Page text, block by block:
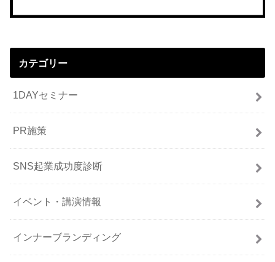
カテゴリー
1DAYセミナー
PR施策
SNS起業成功度診断
イベント・講演情報
インナーブランディング